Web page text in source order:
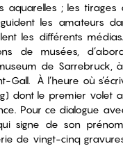
aquarelles ; les tirages
les amateurs
les différents
de musées,
de Sarrebruck,
Gall. À l’heure où
dont le premier volet
Pour ce dialogue
signe de son
de vingt-cinq